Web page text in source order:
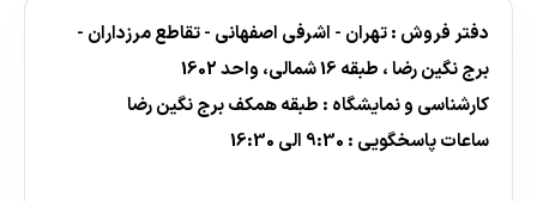
دفتر فروش : تهران - اشرفی اصفهانی - تقاطع مرزداران -
برج نگین رضا ، طبقه 16 شمالی، واحد 1602
کارشناسی و نمایشگاه : طبقه همکف برج نگین رضا
ساعات پاسخگویی : 9:30 الی 16:30